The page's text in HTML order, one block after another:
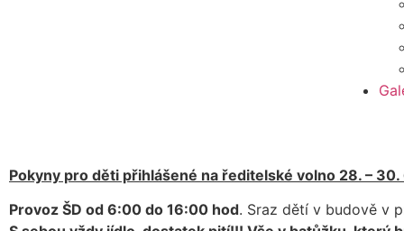
Pokyny pro děti přihlášené na ředitelské volno 28. – 30.
Provoz ŠD od 6:00 do 16:00 hod. Sraz dětí v budově v